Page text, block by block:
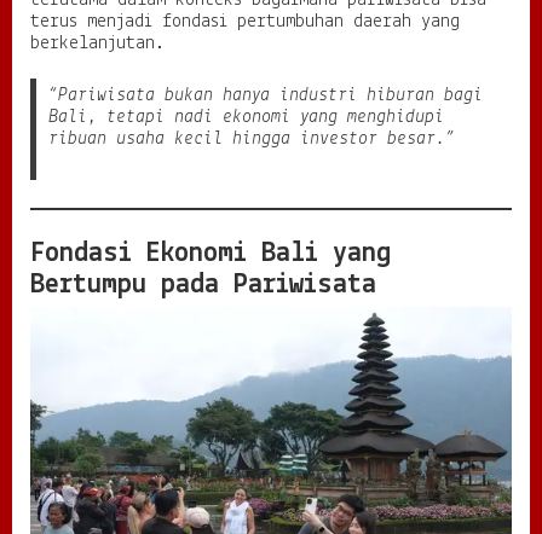
t
t
n
g
g
B
i
s
n
i
s
d
terus menjadi fondasi pertumbuhan daerah yang
berkelanjutan.
“Pariwisata bukan hanya industri hiburan bagi
Bali, tetapi nadi ekonomi yang menghidupi
ribuan usaha kecil hingga investor besar.”
Fondasi Ekonomi Bali yang
Bertumpu pada Pariwisata